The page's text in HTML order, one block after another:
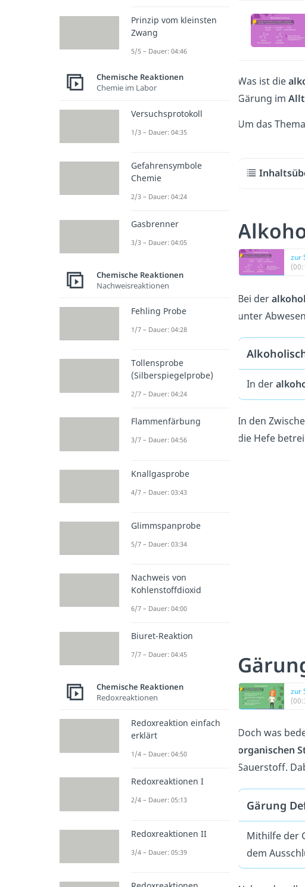
Was ist die
Gärung im
Um das
zur
Bei der
unter
In der
In den
die Hefe
zur
Doch was
organischen
Sauerstoff.
Gärung
Mithilfe der
dem
Prinzip vom kleinsten
Zwang
5/5 – Dauer: 04:46
Chemische Reaktionen
Chemie im Labor
Versuchsprotokoll
1/3 – Dauer: 04:35
Gefahrensymbole
Chemie
2/3 – Dauer: 04:24
Gasbrenner
3/3 – Dauer: 04:05
Chemische Reaktionen
Nachweisreaktionen
Fehling Probe
1/7 – Dauer: 04:28
Tollensprobe
(Silberspiegelprobe)
2/7 – Dauer: 04:24
Flammenfärbung
3/7 – Dauer: 04:56
Knallgasprobe
4/7 – Dauer: 03:43
Glimmspanprobe
5/7 – Dauer: 03:34
Nachweis von
Kohlenstoffdioxid
6/7 – Dauer: 04:00
Biuret-Reaktion
7/7 – Dauer: 04:45
Chemische Reaktionen
Redoxreaktionen
Redoxreaktion einfach
erklärt
1/4 – Dauer: 04:50
Redoxreaktionen I
2/4 – Dauer: 05:13
Redoxreaktionen II
3/4 – Dauer: 05:39